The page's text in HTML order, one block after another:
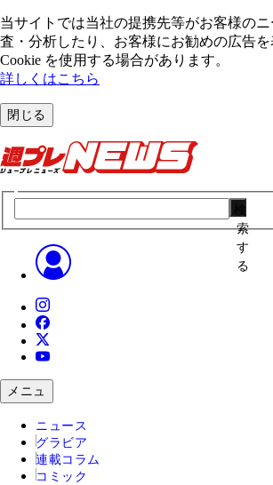
当サイトでは当社の提携先等がお客様の
査・分析したり、お客様にお勧めの広告
Cookie を使⽤する場合があります。
詳しくはこちら
閉じる
索
す
る
メニュ
ニュース
グラビア
連載コラム
コミック